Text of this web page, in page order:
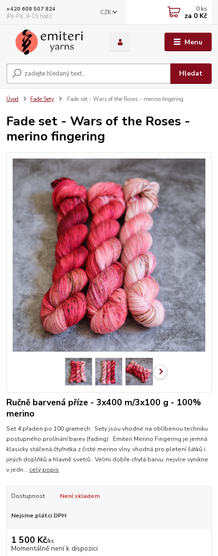
Menu
CZK
Hledat
+420 608 507 824
(Po-Pá, 9-15 hod.)
0 ks
za 0 Kč
Úvod Fade Sety Fade set - Wars of the Roses - merino fingering
Fade set - Wars of the Roses -
merino fingering
Ručně barvená příze - 3x400 m/3x100 g - 100%
merino
Set 4 přaden po 100 gramech. Sety jsou vhodné na oblíbenou techniku
postupného prolínání barev (fading) Emiteri Merino Fingering je jemná
klasicky stáčená čtyřnitka z čisté merino vlny, vhodná pro pletení šátků i
jiných doplňků a hlavně svetrů. Velmi dobře chytá barvu, nejvíce vynikne
v jedn... celý popis
Dostupnost Není skladem
Nejsme plátci DPH
1 500 Kč/ks
Momentálně není k dispozici